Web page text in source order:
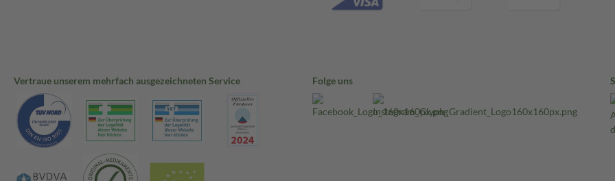
Vertraue unserem mehrfach ausgezeichneten Service Folge uns